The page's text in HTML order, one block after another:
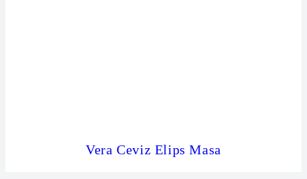
Vera Ceviz Elips Masa